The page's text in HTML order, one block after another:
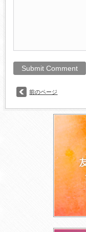
前のページ